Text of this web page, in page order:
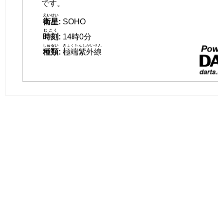
です。
衛星
えいせい
: SOHO
時刻
じこく
: 14時0分
種類
しゅるい
: 極端紫外線
きょくたんしがいせん